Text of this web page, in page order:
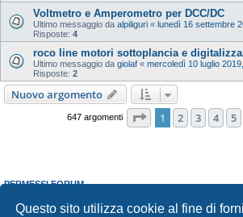
Questo sito utilizza cookie al fine di
Voltmetro e Amperometro per DCC/DC
Ultimo messaggio da alpiliguri « lunedì 16 settembre
Risposte: 4
roco line motori sottoplancia e
Ultimo messaggio da giolaf « mercoledì 10 luglio
Risposte: 2
Nuovo argomento
647 argomenti Pagina di 13
1 2 3 4 5
PERMESSI FORUM
Non puoirispondere negli argomenti